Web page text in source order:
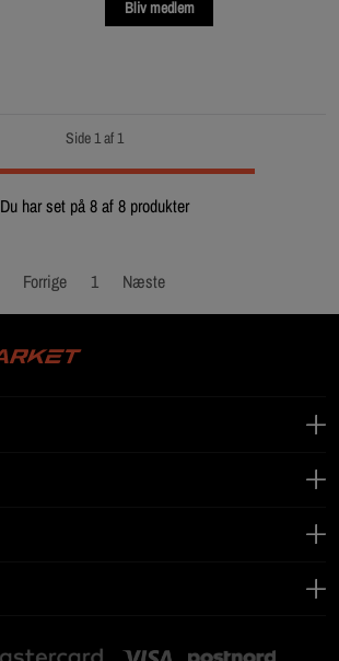
Bliv medlem
Side 1 af 1
Du har set på 8 af 8 produkter
Forrige 1 Næste